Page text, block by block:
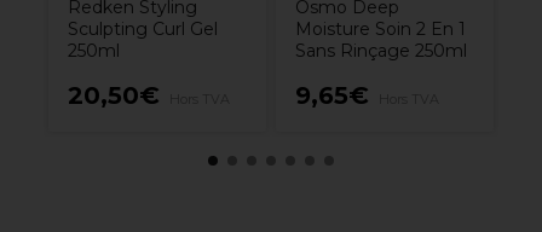
Redken Styling
Sculpting Curl Gel
250ml
20,50€
Osmo Deep
Moisture Soin 2 En 1
Sans Rinçage 250ml
9,65€